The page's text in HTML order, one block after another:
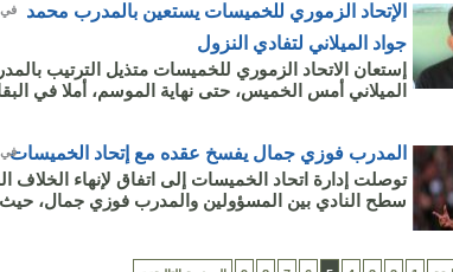
الإتحاد الزموري للخميسات يستعين بالمدرب محمد
جواد الميلاني لتفادي النزول
إستعان الاتحاد الزموري للخميسات متذيل الترتيب
الميلاني أمس الخميس، حتى نهاية الموسم، أملا في
في 27/02/2015 على 01h27
المدرب فوزي جمال يفسخ عقده مع إتحاد الخميسات
توصلت إدارة اتحاد الخميسات إلى اتفاق لإنهاء
سطح النادي بين المسؤولين والمدرب فوزي جمال،
في 20/02/2015 على 19h02